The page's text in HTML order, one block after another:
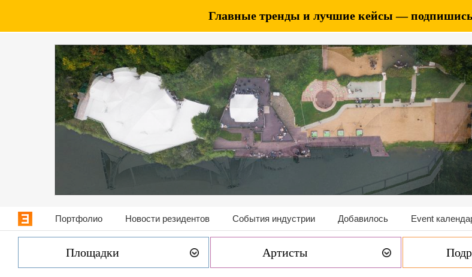
Главные тренды и лучшие кейсы —
Портфолио Новости резидентов События индустрии Добавилось Event
Площадки Артисты